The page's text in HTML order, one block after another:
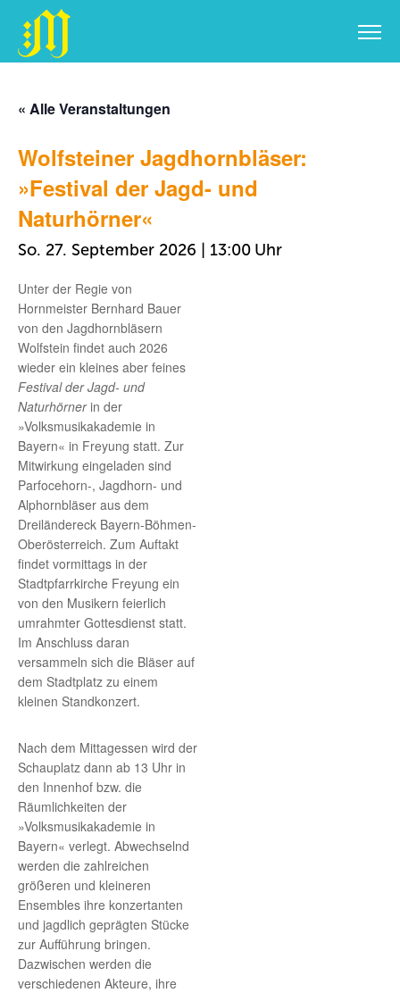
springen
« Alle Veranstaltungen
Wolfsteiner Jagdhornbläser:
»Festival der Jagd- und
Naturhörner«
So. 27. September 2026 | 13:00
Unter der Regie von
Hornmeister Bernhard Bauer
von den Jagdhornbläsern
Wolfstein findet auch 2026
wieder ein kleines aber feines
Festival der Jagd- und
Naturhörnerin der
»Volksmusikakademie in
Bayern« in Freyung statt. Zur
Mitwirkung eingeladen sind
Parfocehorn-, Jagdhorn- und
Alphornbläser aus dem
Dreiländereck Bayern-Böhmen-
Oberösterreich. Zum Auftakt
findet vormittags in der
Stadtpfarrkirche Freyung ein
von den Musikern feierlich
umrahmter Gottesdienst statt.
Im Anschluss daran
versammeln sich die Bläser auf
dem Stadtplatz zu einem
kleinen Standkonzert.
Nach dem Mittagessen wird der
Schauplatz dann ab 13 Uhr in
den Innenhof bzw. die
Räumlichkeiten der
»Volksmusikakademie in
Bayern« verlegt. Abwechselnd
werden die zahlreichen
größeren und kleineren
Ensembles ihre konzertanten
und jagdlich geprägten Stücke
zur Aufführung bringen.
Dazwischen werden die
verschiedenen Akteure, ihre